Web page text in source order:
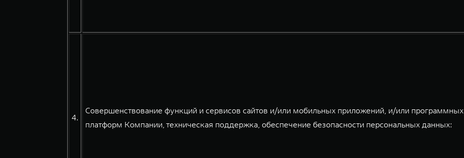
4.
Совершенствование функций и сервисов сайтов и/или мобильных приложений, и/или программных
платформ Компании, техническая поддержка, обеспечение безопасности персональных данных: